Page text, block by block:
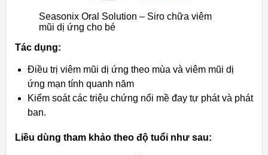
Seasonix Oral Solution – Siro chữa viêm
mũi dị ứng cho bé
Tác dụng:
Điều trị viêm mũi dị ứng theo mùa và viêm mũi dị
ứng mạn tính quanh năm
Kiểm soát các triệu chứng nổi mề đay tự phát và phát
ban.
Liều dùng tham khảo theo độ tuổi như sau: